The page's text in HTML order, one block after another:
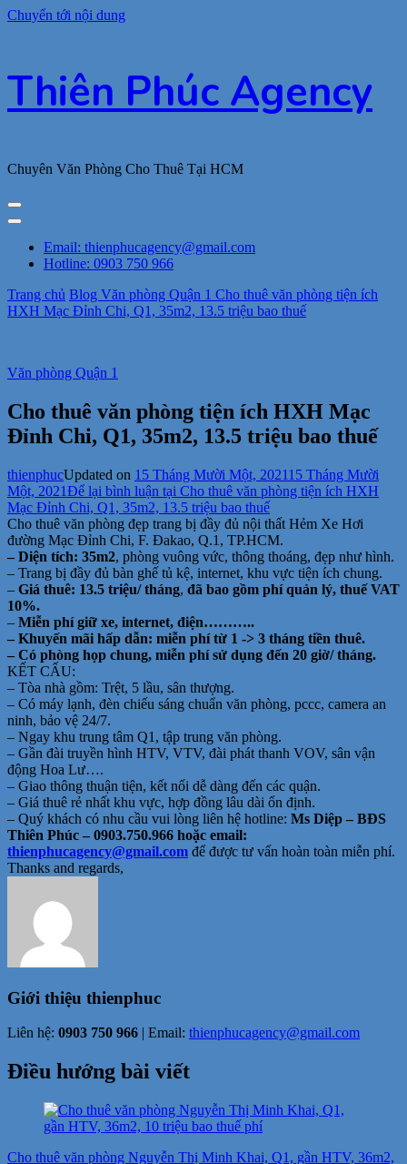
Chuyển tới nội dung
Thiên Phúc Agency
Chuyên Văn Phòng Cho Thuê Tại HCM
Email: thienphucagency@gmail.com
Hotline: 0903 750 966
Trang chủ Blog Văn phòng Quận 1 Cho thuê văn phòng tiện ích
HXH Mạc Đỉnh Chi, Q1, 35m2, 13.5 triệu bao thuế
Văn phòng Quận 1
Cho thuê văn phòng tiện ích HXH Mạc
Đỉnh Chi, Q1, 35m2, 13.5 triệu bao thuế
thienphucUpdated on 15 Tháng Mười Một, 202115 Tháng Mười
Một, 2021Để lại bình luận tại Cho thuê văn phòng tiện ích HXH
Mạc Đỉnh Chi, Q1, 35m2, 13.5 triệu bao thuế
Cho thuê văn phòng đẹp trang bị đầy đủ nội thất Hẻm Xe Hơi
đường Mạc Đỉnh Chi, F. Đakao, Q.1, TP.HCM.
– Diện tích: 35m2, phòng vuông vức, thông thoáng, đẹp như hình.
– Trang bị đầy đủ bàn ghế tủ kệ, internet, khu vực tiện ích chung.
– Giá thuê: 13.5 triệu/ tháng, đã bao gồm phí quản lý, thuế VAT
10%.
– Miễn phí giữ xe, internet, điện………..
– Khuyến mãi hấp dẫn: miễn phí từ 1 -> 3 tháng tiền thuê.
– Có phòng họp chung, miễn phí sử dụng đến 20 giờ/ tháng.
KẾT CẤU:
– Tòa nhà gồm: Trệt, 5 lầu, sân thượng.
– Có máy lạnh, đèn chiếu sáng chuẩn văn phòng, pccc, camera an
ninh, bảo vệ 24/7.
– Ngay khu trung tâm Q1, tập trung văn phòng.
– Gần đài truyền hình HTV, VTV, đài phát thanh VOV, sân vận
động Hoa Lư….
– Giao thông thuận tiện, kết nối dễ dàng đến các quận.
– Giá thuê rẻ nhất khu vực, hợp đồng lâu dài ổn định.
– Quý khách có nhu cầu vui lòng liên hệ hotline: Ms Diệp – BĐS
Thiên Phúc – 0903.750.966 hoặc email:
thienphucagency@gmail.com để được tư vấn hoàn toàn miễn phí.
Thanks and regards,
Giới thiệu thienphuc
Liên hệ: 0903 750 966 | Email: thienphucagency@gmail.com
Điều hướng bài viết
Cho thuê văn phòng Nguyễn Thị Minh Khai, Q1, gần HTV, 36m2,